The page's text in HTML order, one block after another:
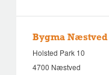
Bygma Næstved
Holsted Park 10
4700 Næstved